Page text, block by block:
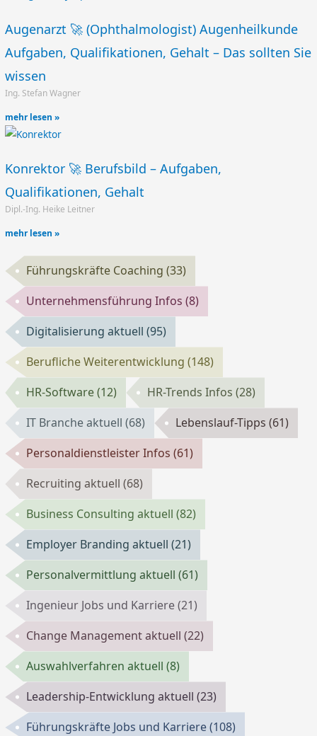
Augenarzt 🚀 (Ophthalmologist) Augenheilkunde
Aufgaben, Qualifikationen, Gehalt – Das sollten Sie
wissen
Ing. Stefan Wagner
mehr lesen »
Konrektor 🚀 Berufsbild – Aufgaben,
Qualifikationen, Gehalt
Dipl.-Ing. Heike Leitner
mehr lesen »
Führungskräfte Coaching(33)
Unternehmensführung Infos(8)
Digitalisierung aktuell(95)
Berufliche Weiterentwicklung(148)
HR-Software(12) HR-Trends Infos(28)
IT Branche aktuell(68) Lebenslauf-Tipps(61)
Personaldienstleister Infos(61)
Recruiting aktuell(68)
Business Consulting aktuell(82)
Employer Branding aktuell(21)
Personalvermittlung aktuell(61)
Ingenieur Jobs und Karriere(21)
Change Management aktuell(22)
Auswahlverfahren aktuell(8)
Leadership-Entwicklung aktuell(23)
Führungskräfte Jobs und Karriere(108)